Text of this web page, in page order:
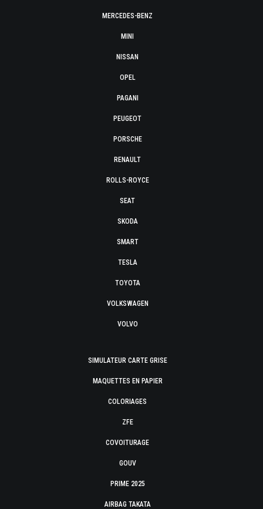
MERCEDES-BENZ
MINI
NISSAN
OPEL
PAGANI
PEUGEOT
PORSCHE
RENAULT
ROLLS-ROYCE
SEAT
SKODA
SMART
TESLA
TOYOTA
VOLKSWAGEN
VOLVO
SIMULATEUR CARTE GRISE
MAQUETTES EN PAPIER
COLORIAGES
ZFE
COVOITURAGE
GOUV
PRIME 2025
AIRBAG TAKATA